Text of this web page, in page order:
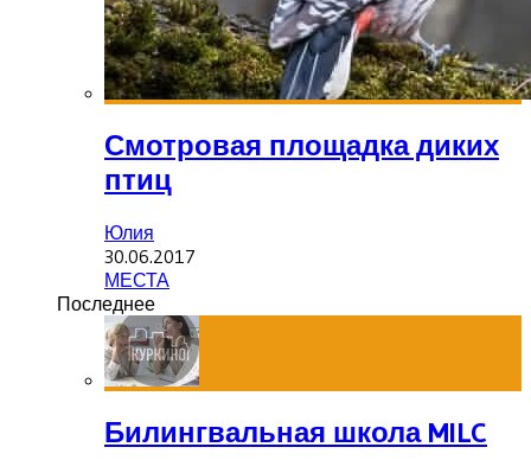
Смотровая площадка диких
птиц
Юлия
30.06.2017
МЕСТА
Последнее
Билингвальная школа MILC